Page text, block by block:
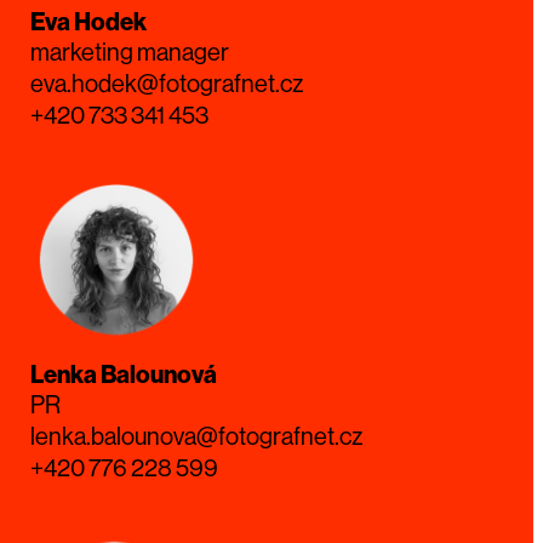
Eva Hodek
marketing manager
eva.hodek@fotografnet.cz
+420 733 341 453
Lenka Balounová
PR
lenka.balounova@fotografnet.cz
+420 776 228 599